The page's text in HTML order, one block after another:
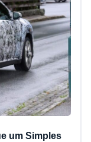
um Simples